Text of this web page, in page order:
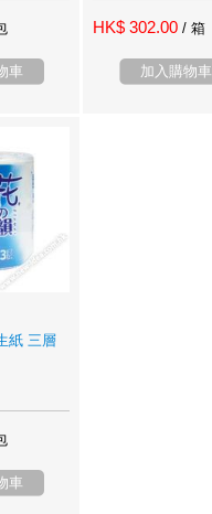
車
HK$ 302.00 / 箱
加入購物車
紙 三層
車